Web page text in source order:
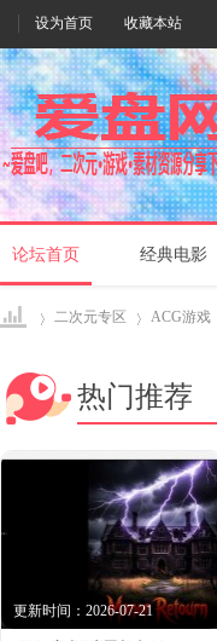
设为首页 收藏本站
论坛首页 经典电影
爱盘›
二次元专区
›
ACG游戏
›
热门推荐
更新时间：2026-07-21